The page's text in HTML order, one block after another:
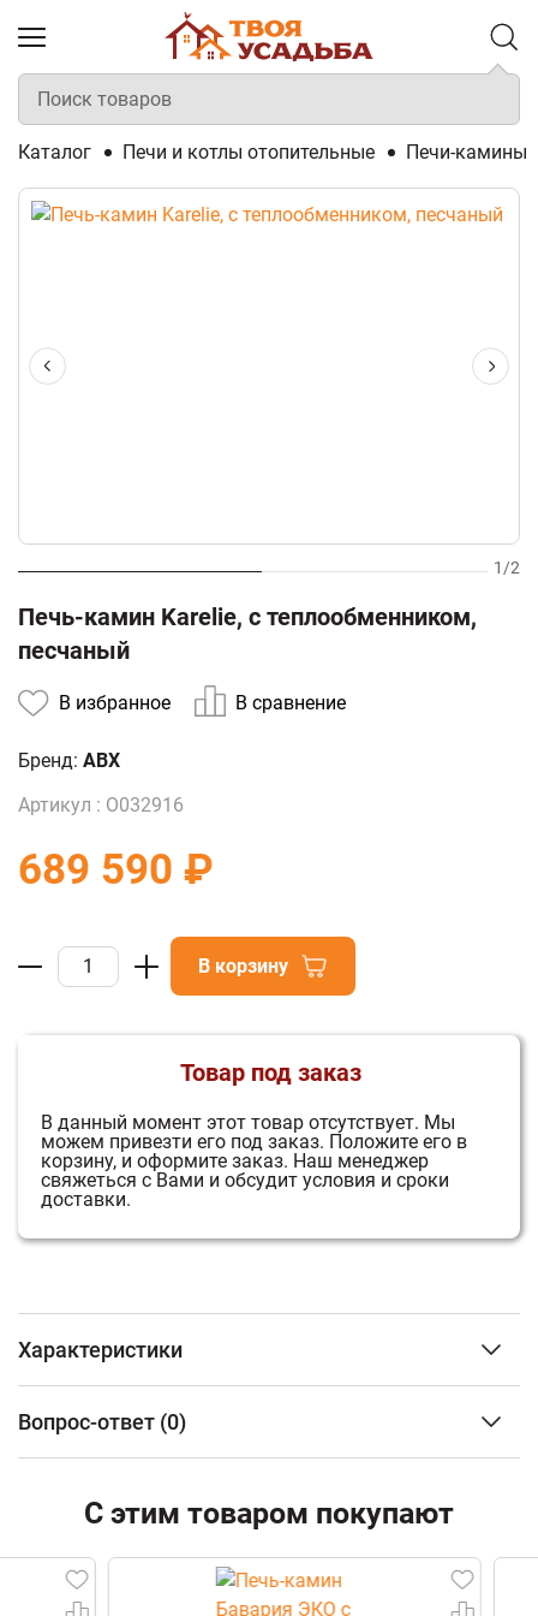
Каталог Печи и котлы отопительные Печи-камины
1/2
Печь-камин Karelie, с теплообменником,
песчаный
В избранное В сравнение
Бренд: ABX
Артикул : О032916
689 590 ₽
В корзину
Товар под заказ
В данный момент этот товар отсутствует. Мы
можем привезти его под заказ. Положите его в
корзину, и оформите заказ. Наш менеджер
свяжеться с Вами и обсудит условия и сроки
доставки.
Характеристики
Расположение
Материал топки
Тип дверцы
Панорамная
Наличие варочной поверхности
Нет
Наличие теплообменника
Вопрос-ответ (0)
Email
С этим товаром покупают